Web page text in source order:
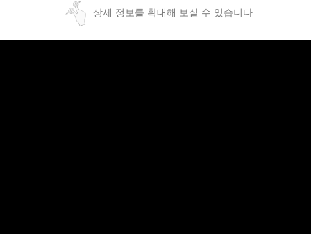
상세 정보를 확대해 보실 수 있습니다